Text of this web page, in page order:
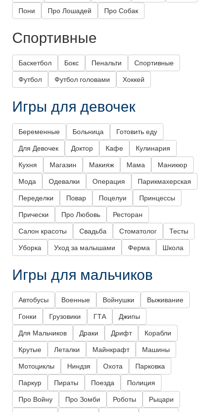
Пони Про Лошадей Про Собак
Спортивные
Баскетбол Бокс Пенальти Спортивные
Футбол Футбол головами Хоккей
Игры для девочек
Беременные Больница Готовить еду
Для Девочек Доктор Кафе Кулинария
Кухня Магазин Макияж Мама Маникюр
Мода Одевалки Операция Парикмахерская
Переделки Повар Поцелуи Принцессы
Прически Про Любовь Ресторан
Салон красоты Свадьба Стоматолог Тесты
Уборка Уход за малышами Ферма Школа
Игры для мальчиков
Автобусы Военные Войнушки Выживание
Гонки Грузовики ГТА Джипы
Для Мальчиков Драки Дрифт Корабли
Крутые Леталки Майнкрафт Машины
Мотоциклы Ниндзя Охота Парковка
Паркур Пираты Поезда Полиция
Про Войну Про Зомби Роботы Рыцари